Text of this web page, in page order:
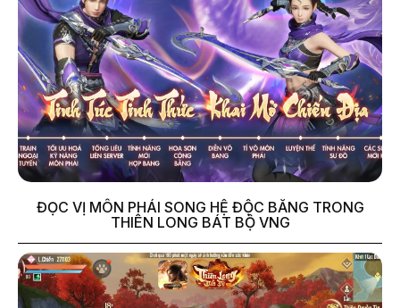
ĐỌC VỊ MÔN PHÁI SONG HỆ ĐỘC BĂNG TRONG
THIÊN LONG BÁT BỘ VNG